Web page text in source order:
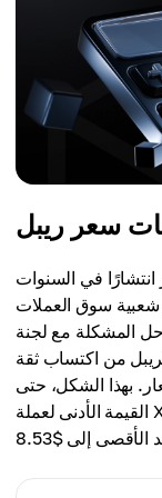
السعر المتوسط
$6.29
$6.68
السعر المتوسط
$6.42
انتشارًا في السنوات
شعبية سوق العملات
المشكلة مع لجنة
من اكتساب ثقة
بهذا الشكل، حتى
القيمة الأدنى لعملة XRP ستكون $6.23 بحلول عام 2030، وقد